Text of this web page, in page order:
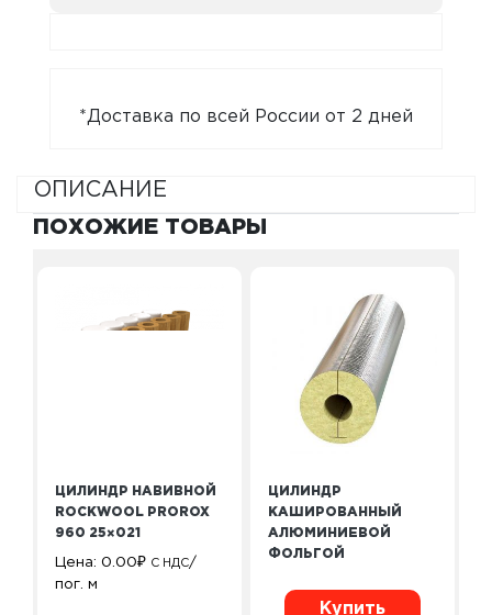
*Доставка по всей России от 2 дней
ОПИСАНИЕ
ПОХОЖИЕ ТОВАРЫ
ЦИЛИНДР НАВИВНОЙ
ROCKWOOL PROROX
960 25×021
Цена: 0.00₽ С НДС/
пог. м
ЦИЛИНДР
КАШИРОВАННЫЙ
АЛЮМИНИЕВОЙ
ФОЛЬГОЙ
Купить